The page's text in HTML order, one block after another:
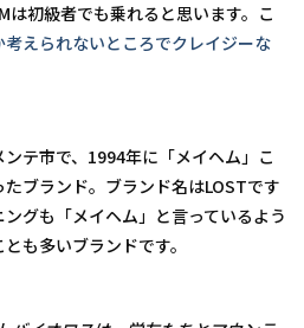
は初級者でも乗れると思います。こ
えられないところでクレイジーな
テ市で、1994年に「メイヘム」こ
ブランド。ブランド名はLOSTです
グも「メイヘム」と言っているよう
も多いブランドです。